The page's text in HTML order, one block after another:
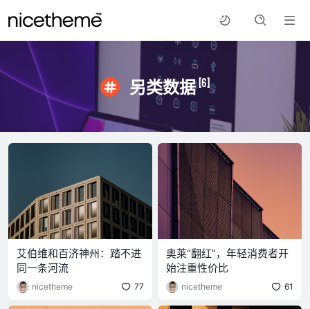
另类数据 [6]
艾伯维和百济神州：踏不进
同一条河流
nicetheme 77
奥莱“翻红”，年轻消费者开
始注重性价比
nicetheme 61